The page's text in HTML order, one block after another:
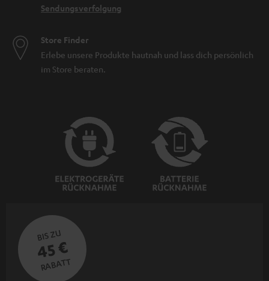
Sendungsverfolgung
Store Finder
Erlebe unsere Produkte hautnah und lass dich persönlich
im Store beraten.
BIS ZU
45 €
RABATT